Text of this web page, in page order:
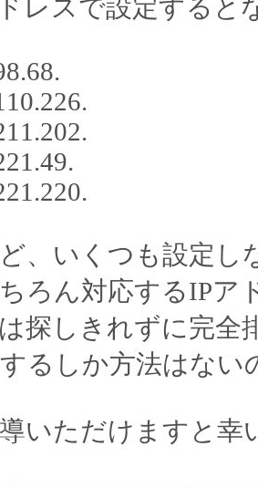
レスで設定すると
、いくつも設定し
ちろん対応するIP
探しきれずに完全
るしか方法はない
いただけますと幸